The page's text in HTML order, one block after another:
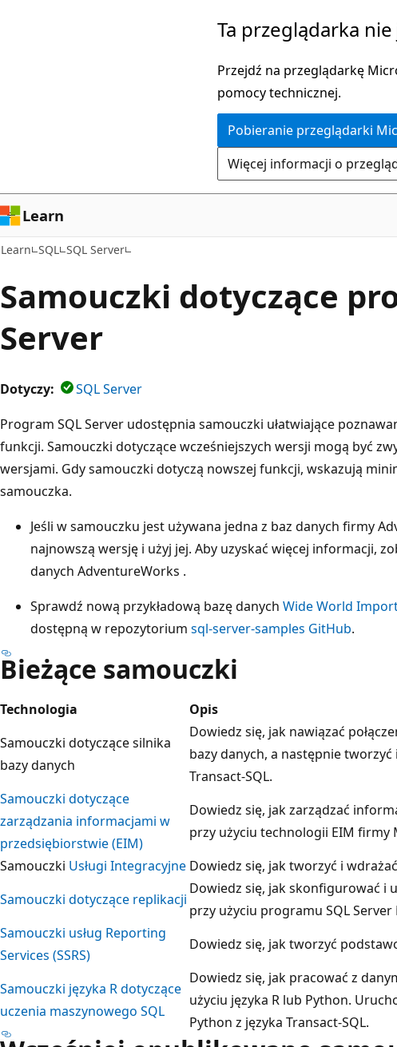
Ta przeglądarka
Przejdź na przeglądarkę
pomocy technicznej.
Pobieranie przeglądarki
Więcej informacji o
Learn
Learn SQL SQL Server
Samouczki dotyczące
Server
Dotyczy:
SQL Server
Program SQL Server udostępnia samouczki ułatwiające
funkcji. Samouczki dotyczące wcześniejszych wersji mogą być
wersjami. Gdy samouczki dotyczą nowszej funkcji, wskazują
samouczka.
Jeśli w samouczku jest używana jedna z baz danych firmy
najnowszą wersję i użyj jej. Aby uzyskać więcej informacji,
danych AdventureWorks .
Sprawdź nową przykładową bazę danych Wide World
dostępną w repozytorium sql-server-samples GitHub.
Bieżące samouczki
Technologia
Opis
Samouczki dotyczące silnika
bazy danych
Dowiedz się, jak nawiązać
bazy danych, a następnie
Transact-SQL.
Samouczki dotyczące
zarządzania informacjami w
przedsiębiorstwie (EIM)
Dowiedz się, jak zarządzać
przy użyciu technologii EIM firmy
Samouczki Usługi Integracyjne Dowiedz się, jak tworzyć i
Samouczki dotyczące replikacji
Dowiedz się, jak skonfigurować i
przy użyciu programu SQL
Samouczki usług Reporting
Services (SSRS)
Dowiedz się, jak tworzyć
Samouczki języka R dotyczące
uczenia maszynowego SQL
Dowiedz się, jak pracować z
użyciu języka R lub Python.
Python z języka Transact-SQL.